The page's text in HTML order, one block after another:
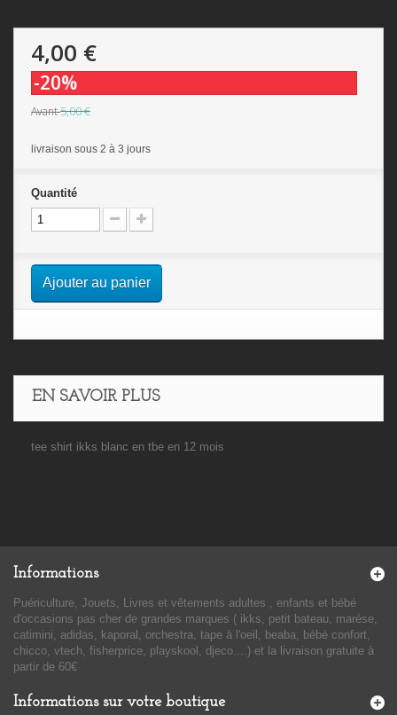
4,00 €
-20%
Avant5,00 €
livraison sous 2 à 3 jours
Quantité
Ajouter au panier
EN SAVOIR PLUS
tee shirt ikks blanc en tbe en 12 mois
Informations
Puériculture, Jouets, Livres et vêtements adultes , enfants et bébé
d'occasions pas cher de grandes marques ( ikks, petit bateau, marése,
catimini, adidas, kaporal, orchestra, tape à l'oeil, beaba, bébé confort,
chicco, vtech, fisherprice, playskool, djeco....) et la livraison gratuite à
partir de 60€
Informations sur votre boutique